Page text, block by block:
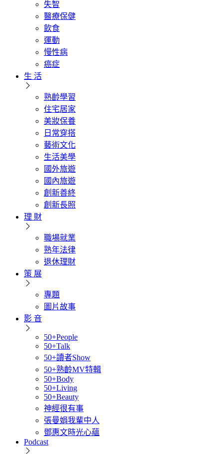
失智
醫療保健
飲食
運動
慢性病
癌症
生 活
熟齡學習
住宅居家
美妝保養
日常穿搭
藝術文化
生活美學
國外旅遊
國內旅遊
創新善終
創新長照
理 財
職場就業
熟年法律
退休理財
策 展
專題
圖片故事
影 音
50+People
50+Talk
50+讀者Show
50+熟齡MV特輯
50+Body
50+Living
50+Beauty
神經很有事
張曼娟我輩中人
鄧惠文時光心蘊
Podcast